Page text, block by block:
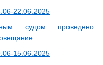
22.06.2025
судом проведено
15.06.2025